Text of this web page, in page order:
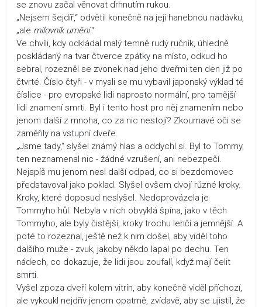
se znovu začal věnovat drhnutím rukou.
„Nejsem šejdíř,“ odvětil konečně na její hanebnou nadávku,
„ale milovník umění.“
Ve chvíli, kdy odkládal malý temně rudý ručník, úhledně
poskládaný na tvar čtverce zpátky na místo, odkud ho
sebral, rozezněl se zvonek nad jeho dveřmi ten den již po
čtvrté. Číslo čtyři - v mysli se mu vybavil japonský výklad té
číslice - pro evropské lidi naprosto normální, pro tamější
lidi znamení smrti. Byl i tento host pro něj znamením nebo
jenom další z mnoha, co za nic nestojí? Zkoumavé oči se
zaměřily na vstupní dveře.
„Jsme tady,“ slyšel známý hlas a oddychl si. Byl to Tommy,
ten neznamenal nic - žádné vzrušení, ani nebezpečí.
Nejspíš mu jenom nesl další odpad, co si bezdomovec
představoval jako poklad. Slyšel ovšem dvojí různé kroky.
Kroky, které doposud neslyšel. Nedoprovázela je
Tommyho hůl. Nebyla v nich obvyklá špína, jako v těch
Tommyho, ale byly čistější, kroky trochu lehčí a jemnější. A
poté to rozeznal, ještě než k nim došel, aby viděl toho
dalšího muže - zvuk, jakoby někdo lapal po dechu. Ten
nádech, co dokazuje, že lidi jsou zoufalí, když mají čelit
smrti.
Vyšel zpoza dveří kolem vitrín, aby konečně viděl příchozí,
ale vykoukl nejdřív jenom opatrně, zvídavě, aby se ujistil, že